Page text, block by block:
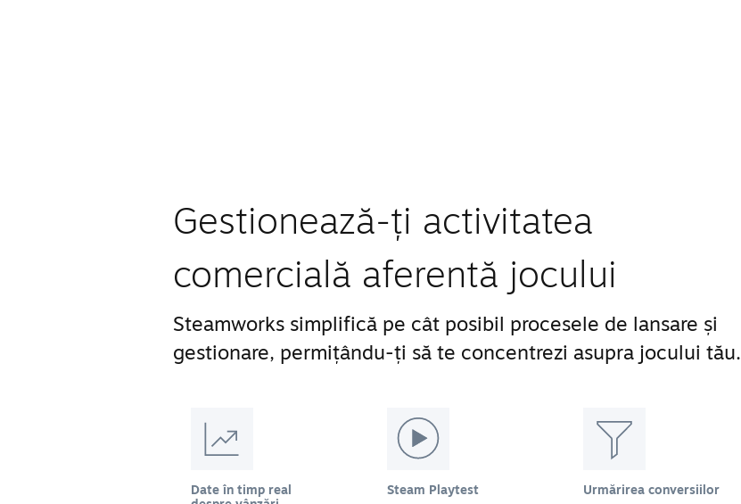
Gestionează-ți activitatea
comercială aferentă jocului
Steamworks simplifică pe cât posibil procesele de lansare și
gestionare, permițându-ți să te concentrezi asupra jocului tău.
Date în timp real
Steam Playtest Urmărirea conversiilor